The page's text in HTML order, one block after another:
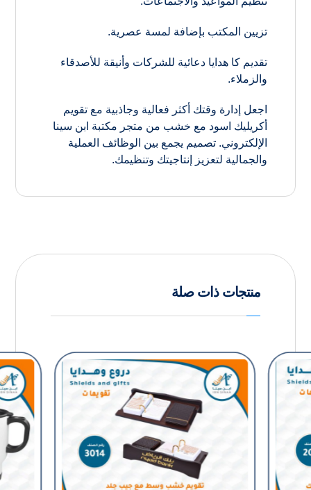
تزيين المكتب بإضافة لمسة عصرية.
تقديم كا هدايا دعائية للشركات وأنيقة للأصدقاء
والزملاء.
اجعل إدارة وقتك أكثر فعالية وجاذبية مع تقويم
أكريليك اسود مع خشب من متجر مكتبة ابن سينا
الإلكتروني. تصميم يجمع بين الوظائف العملية
والجمالية لتعزيز إنتاجيتك وتنظيمك.
منتجات ذات صلة